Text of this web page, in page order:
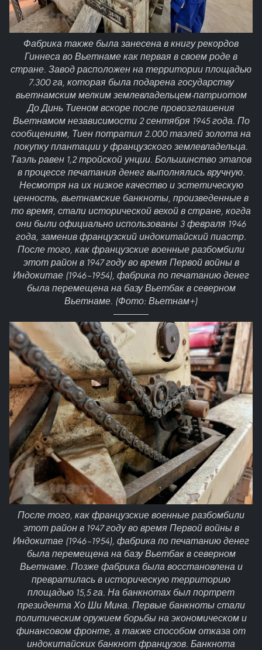
Фабрика также была занесена в книгу рекордов
Гиннеса во Вьетнаме как первая в своем роде в
стране. Завод расположен на территории площадью
7.300 га, которая была подарена государству
вьетнамским мелким землевладельцем-патриотом
До Динь Тиеном вскоре после провозглашения
Вьетнамом независимости 2 сентября 1945 года. По
сообщениям, Тиен потратил 2.000 таэлей золота на
покупку плантации у французского землевладельца.
Таэль равен 1,2 тройской унции. Большинство этапов
в процессе печатания денег выполнялись вручную.
Несмотря на их низкое качество и эстетическую
ценность, вьетнамские банкноты, произведенные в
то время, стали исторической вехой в стране, когда
они были официально использованы 3 февраля 1946
года, заменив французский индокитайский пиастр.
После того, как французские военные разбомбили
этот район в 1947 году во время Первой войны в
Индокитае (1946–1954), фабрика по печатанию денег
была перемещена на базу Вьетбак в северном
Вьетнаме. (Фото: Вьетнам+)
После того, как французские военные разбомбили
этот район в 1947 году во время Первой войны в
Индокитае (1946–1954), фабрика по печатанию денег
была перемещена на базу Вьетбак в северном
Вьетнаме. Позже фабрика была восстановлена и
превратилась в историческую территорию
площадью 15,5 га. На банкнотах был портрет
президента Хо Ши Мина. Первые банкноты стали
политическим оружием борьбы на экономическом и
финансовом фронте, а также способом отказа от
индокитайских банкнот французов. Банкнота